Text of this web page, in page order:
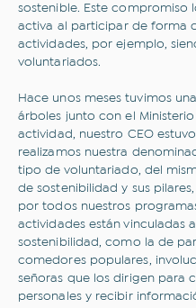
sostenible. Este compromiso
activa al participar de forma
actividades, por ejemplo,
voluntariados.
Hace unos meses tuvimos
árboles junto con el
actividad, nuestro CEO
realizamos nuestra
tipo de voluntariado, del
de sostenibilidad y sus
por todos nuestros
actividades están vinculadas
sostenibilidad, como la de
comedores populares,
señoras que los dirigen para
personales y recibir